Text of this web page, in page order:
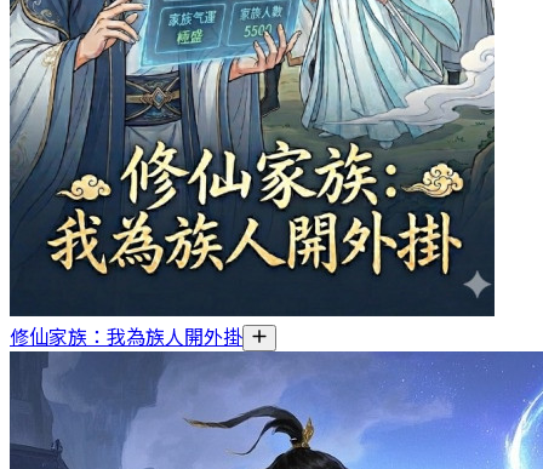
修仙家族：我為族人開外掛